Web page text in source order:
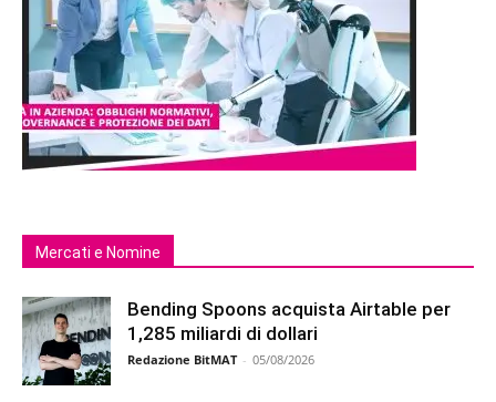
Mercati e Nomine
Bending Spoons acquista Airtable per
1,285 miliardi di dollari
Redazione BitMAT - 05/08/2026